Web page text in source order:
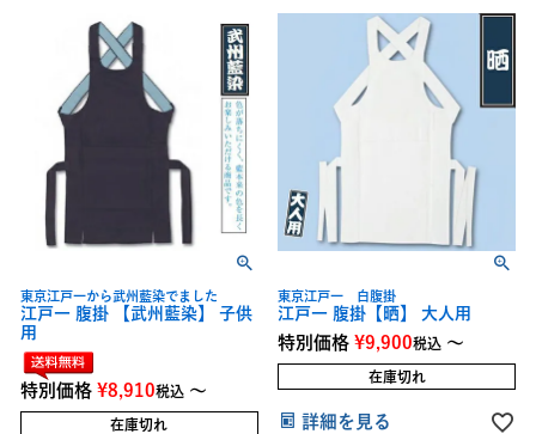
東京江戸一から武州藍染でました
江戸一 腹掛 【武州藍染】 子供
用
特別価格 ¥8,910税込 〜
在庫切れ
東京江戸一 白腹掛
江戸一 腹掛【晒】 大人用
特別価格 ¥9,900税込 〜
在庫切れ
詳細を見る